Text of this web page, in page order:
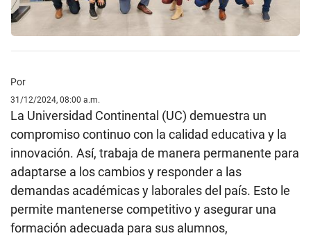
Por
31/12/2024, 08:00 a.m.
La Universidad Continental (UC) demuestra un
compromiso continuo con la calidad educativa y la
innovación. Así, trabaja de manera permanente para
adaptarse a los cambios y responder a las
demandas académicas y laborales del país. Esto le
permite mantenerse competitivo y asegurar una
formación adecuada para sus alumnos,